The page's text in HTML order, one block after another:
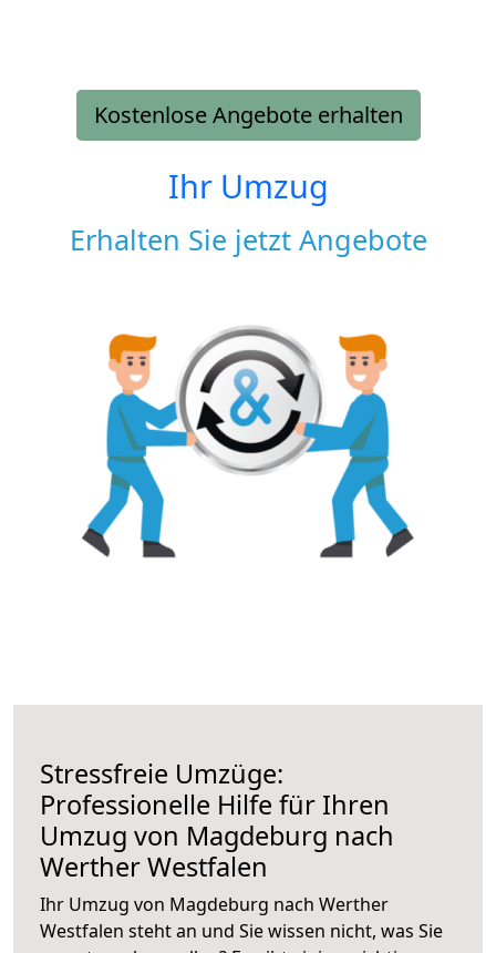
Kostenlose Angebote erhalten
Ihr Umzug
Erhalten Sie jetzt Angebote
Stressfreie Umzüge:
Professionelle Hilfe für Ihren
Umzug von Magdeburg nach
Werther Westfalen
Ihr Umzug von Magdeburg nach Werther
Westfalen steht an und Sie wissen nicht, was Sie